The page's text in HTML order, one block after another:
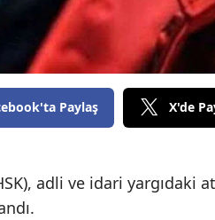
Paylaş X'de
adli ve idari yargıdaki